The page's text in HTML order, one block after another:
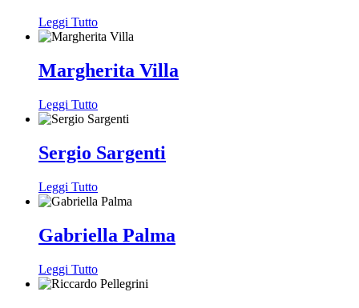
Leggi Tutto
Margherita Villa
Leggi Tutto
Sergio Sargenti
Leggi Tutto
Gabriella Palma
Leggi Tutto